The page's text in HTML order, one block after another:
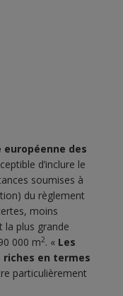
européenne des
d’inclure le
soumises à
du règlement
moins
la plus grande
000 m2. « Les
riches en termes
particulièrement